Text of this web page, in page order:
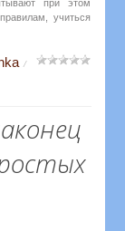
при этом
учиться